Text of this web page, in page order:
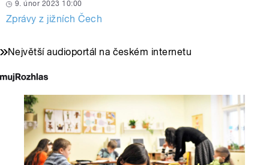
9. únor 2023 10:00
Zprávy z jižních Čech
Největší audioportál na českém internetu